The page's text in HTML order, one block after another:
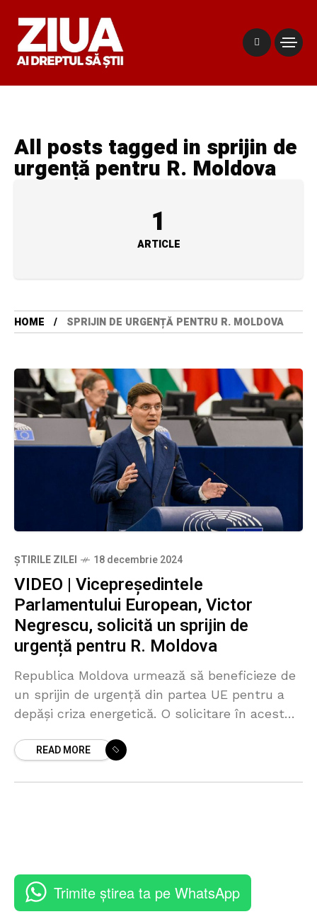
All posts tagged in sprijin de
urgență pentru R. Moldova
1
ARTICLE
HOME SPRIJIN DE URGENȚĂ PENTRU R. MOLDOVA
ȘTIRILE ZILEI 18 decembrie 2024
VIDEO | Vicepreședintele
Parlamentului European, Victor
Negrescu, solicită un sprijin de
urgență pentru R. Moldova
Republica Moldova urmează să beneficieze de
un sprijin de urgență din partea UE pentru a
depăși criza energetică. O solicitare în acest
Parlamentului European,
READ MORE
Trimite știrea ta pe WhatsApp